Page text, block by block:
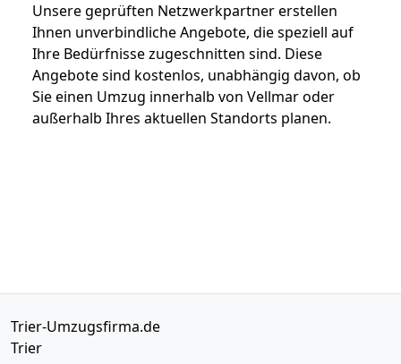
Unsere geprüften Netzwerkpartner erstellen
Ihnen unverbindliche Angebote, die speziell auf
Ihre Bedürfnisse zugeschnitten sind. Diese
Angebote sind kostenlos, unabhängig davon, ob
Sie einen Umzug innerhalb von Vellmar oder
außerhalb Ihres aktuellen Standorts planen.
Trier-Umzugsfirma.de
Trier